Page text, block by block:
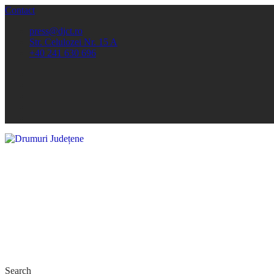
Contact
press@djct.ro
Str. Celulozei Nr. 15 A
+40 241 630 696
Search